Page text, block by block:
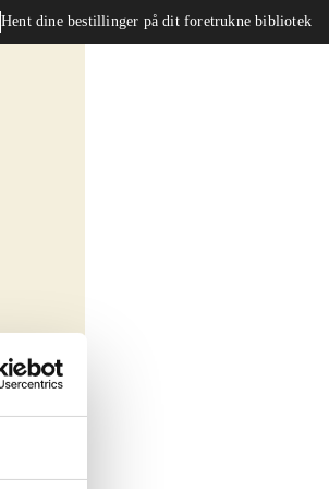
Hent dine bestillinger på dit foretrukne bibliotek